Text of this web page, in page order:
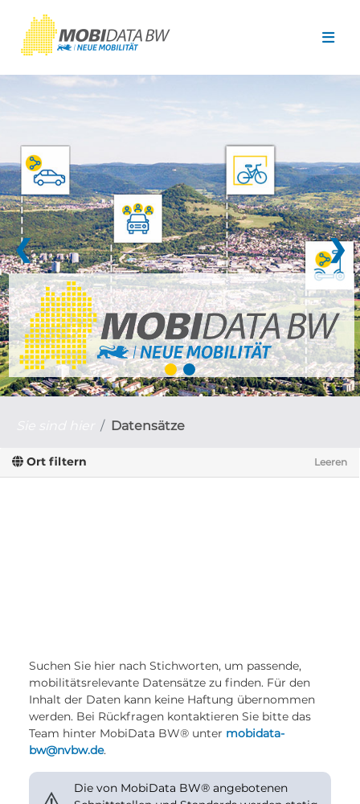
❮ ❯
Datensätze
Ort filtern Leeren
Suchen Sie hier nach Stichworten, um passende,
mobilitätsrelevante Datensätze zu finden. Für den
Inhalt der Daten kann keine Haftung übernommen
werden. Bei Rückfragen kontaktieren Sie bitte das
Team hinter MobiData BW® unter mobidata-
bw@nvbw.de.
Die von MobiData BW® angebotenen